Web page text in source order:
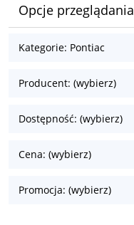
Opcje przeglądania
Kategorie: Pontiac
Producent: (wybierz)
Dostępność: (wybierz)
Cena: (wybierz)
Promocja: (wybierz)